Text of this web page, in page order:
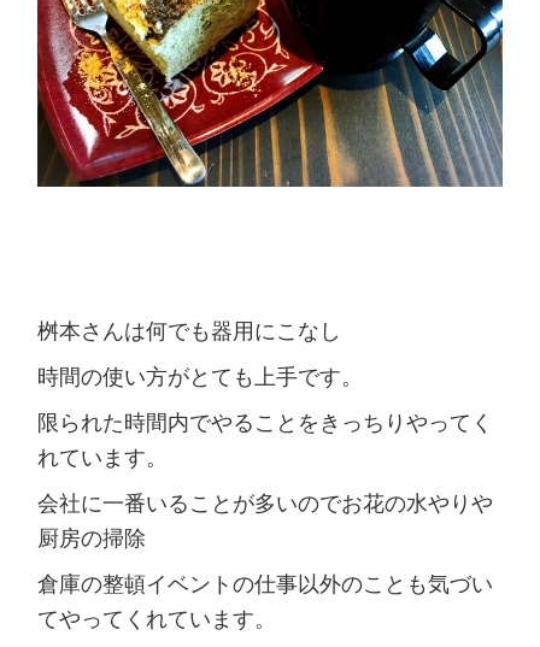
桝本さんは何でも器用にこなし
時間の使い方がとても上手です。
限られた時間内でやることをきっちりやってく
れています。
会社に一番いることが多いのでお花の水やりや
厨房の掃除
倉庫の整頓イベントの仕事以外のことも気づい
てやってくれています。